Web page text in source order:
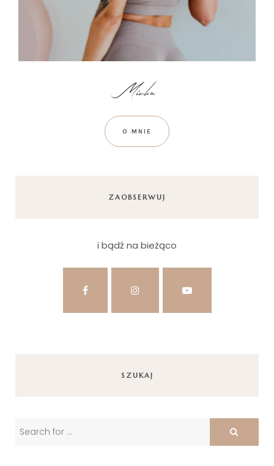
O MNIE
ZAOBSERWUJ
i bądź na bieżąco
SZUKAJ